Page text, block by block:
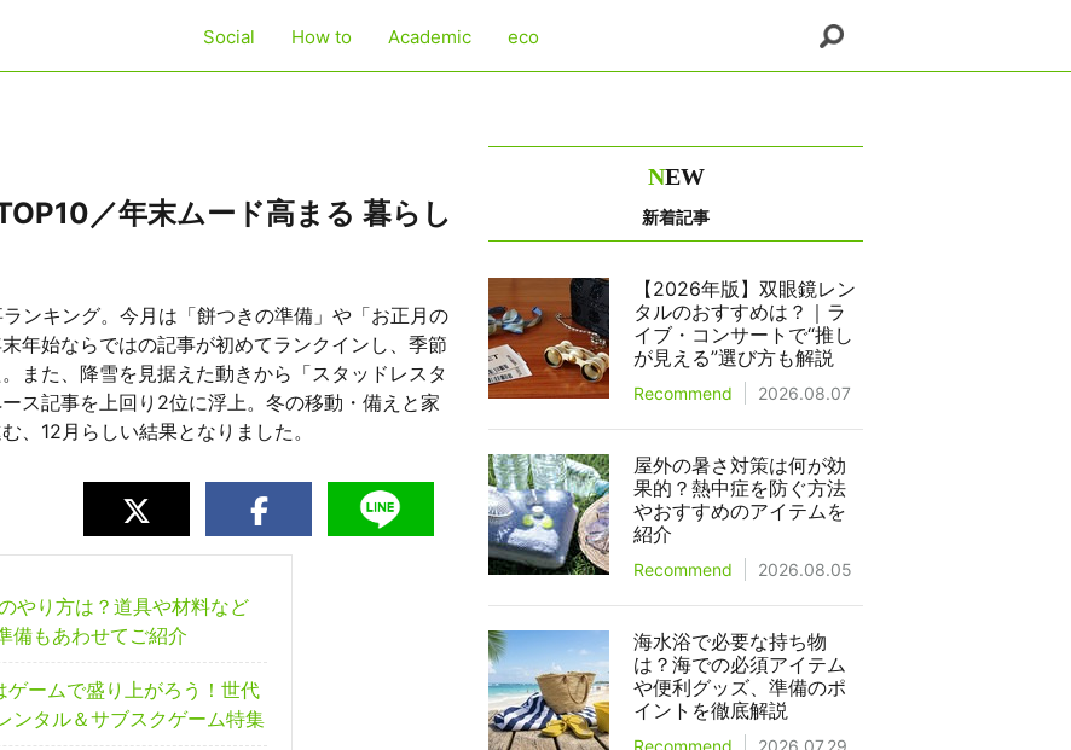
Social How to Academic eco
／年末ムード高まる 暮らし
ンキング。今月は「餅つきの準備」や「お正月の
年始ならではの記事が初めてランクインし、季節
また、降雪を見据えた動きから「スタッドレスタ
ス記事を上回り2位に浮上。冬の移動・備えと家
、12月らしい結果となりました。
り方は？道具や材料など
備もあわせてご紹介
ームで盛り上がろう！世代
ンタル＆サブスクゲーム特集
NEW
新着記事
【2026年版】双眼鏡レン
タルのおすすめは？｜ラ
イブ・コンサートで“推し
が見える”選び方も解説
Recommend 2026.08.07
屋外の暑さ対策は何が効
果的？熱中症を防ぐ方法
やおすすめのアイテムを
紹介
Recommend 2026.08.05
海水浴で必要な持ち物
は？海での必須アイテム
や便利グッズ、準備のポ
イントを徹底解説
Recommend 2026.07.29